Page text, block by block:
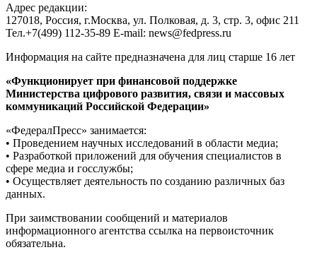
Адрес редакции:
127018, Россия, г.Москва, ул. Полковая, д. 3, стр. 3, офис 211
Тел.+7(499) 112-35-89 E-mail: news@fedpress.ru
Информация на сайте предназначена для лиц старше 16 лет
«Функционирует при финансовой поддержке
Министерства цифрового развития, связи и массовых
коммуникаций Российской Федерации»
«ФедералПресс» занимается:
• Проведением научных исследований в области медиа;
• Разработкой приложений для обучения специалистов в
сфере медиа и госслужбы;
• Осуществляет деятельность по созданию различных баз
данных.
При заимствовании сообщений и материалов
информационного агентства ссылка на первоисточник
обязательна.